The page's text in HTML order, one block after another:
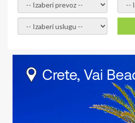
- izaberi prevoz - -
- Izaberite uslugu -